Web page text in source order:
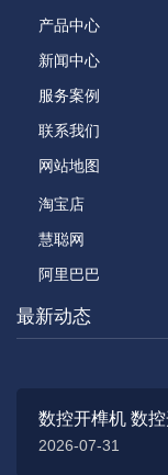
产品中心
新闻中心
服务案例
联系我们
网站地图
淘宝店
慧聪网
阿里巴巴
最新动态
数控开榫机 数
2026-07-31